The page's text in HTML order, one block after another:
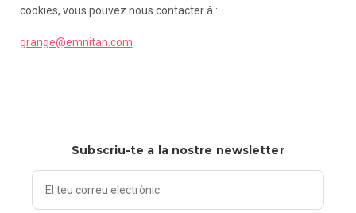
cookies, vous pouvez nous contacter à :
grange@emnitan.com
Subscriu-te a la nostre newsletter